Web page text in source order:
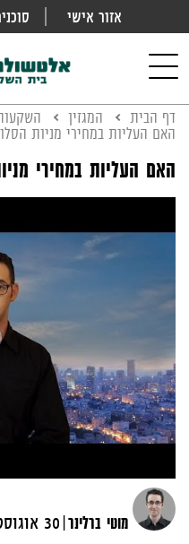
אזור אישי
navigation
דף הבית המגזין
האם העליות במחירי מניות
האם העליות במחירי
מוטי ברלינר|30 אוגוסט, 2015